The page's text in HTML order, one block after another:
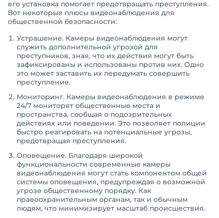
его установка помогает предотвращать преступления.
Вот некоторые плюсы видеонаблюдения для
общественной безопасности:
Устрашение. Камеры видеонаблюдения могут
служить дополнительной угрозой для
преступников, зная, что их действия могут быть
зафиксированы и использованы против них. Одно
это может заставить их передумать совершить
преступление.
Мониторинг. Камеры видеонаблюдения в режиме
24/7 мониторят общественные места и
пространства, сообщая о подозрительных
действиях или поведении. Это позволяет полиции
быстро реагировать на потенциальные угрозы,
предотвращая преступления.
Оповещение. Благодаря широкой
функциональности современные камеры
видеонаблюдения могут стать компонентом общей
системы оповещения, предупреждая о возможной
угрозе общественному порядку. Как
правоохранительным органам, так и обычным
людям, что минимизирует масштаб происшествия.